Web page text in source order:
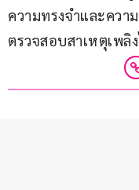
ความทรงจำและควา
ตรวจสอบสาเหตุเพลิ